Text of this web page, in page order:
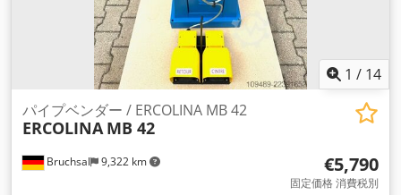
1 / 14
Bruchsal 9,322 km
パイプベンダー / ERCOLINA MB 42
ERCOLINA MB 42
€5,790
固定価格 消費税別